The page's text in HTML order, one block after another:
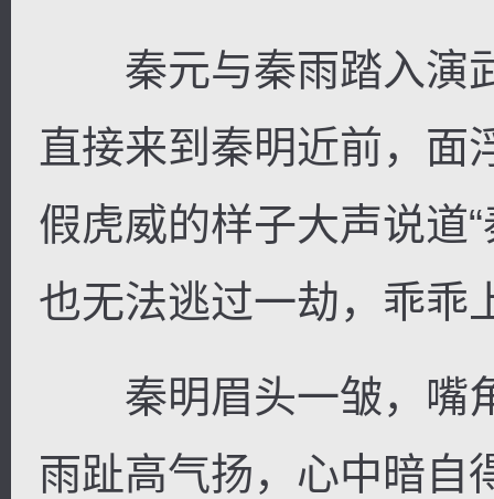
秦元与秦雨踏入演
直接来到秦明近前，面
假虎威的样子大声说道
也无法逃过一劫，乖乖
秦明眉头一皱，嘴
雨趾高气扬，心中暗自